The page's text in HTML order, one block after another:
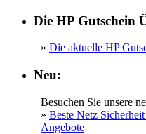
Die HP Gutschein
» Die aktuelle HP
Neu:
Besuchen Sie unsere
» Beste Netz
Angebote